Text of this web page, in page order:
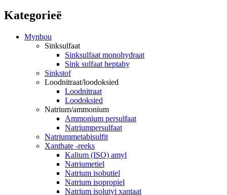
Kategorieë
Mynbou
Sinksulfaat
Sinksulfaat monohydraat
Sink sulfaat heptahy
Sinkstof
Loodnitraat/loodoksied
Loodnitraat
Loodoksied
Natrium/ammonium
Ammonium persulfaat
Natriumpersulfaat
Natriummetabisulfit
Xanthate -reeks
Kalium (ISO) amyl
Natriumetiel
Natrium isobutiel
Natrium isopropiel
Natrium isolutyi xantaat